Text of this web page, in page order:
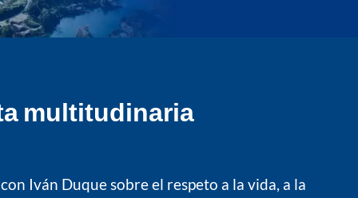
multitudinaria
Iván Duque sobre el respeto a la vida, a la